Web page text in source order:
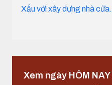
Xấu với xây dựng nhà cửa.
Xem ngày HÔM